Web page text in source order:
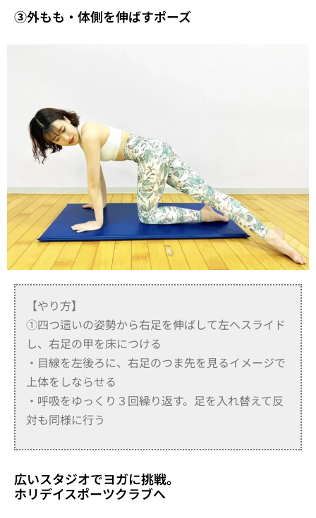
③外もも・体側を伸ばすポーズ
【やり方】
①四つ這いの姿勢から右足を伸ばして左へスライド
し、右足の甲を床につける
・目線を左後ろに、右足のつま先を見るイメージで
上体をしならせる
・呼吸をゆっくり３回繰り返す。足を入れ替えて反
対も同様に行う
広いスタジオでヨガに挑戦。
ホリデイスポーツクラブへ